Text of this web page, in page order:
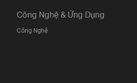
Công Nghệ & Ứng Dụng
Công Nghệ